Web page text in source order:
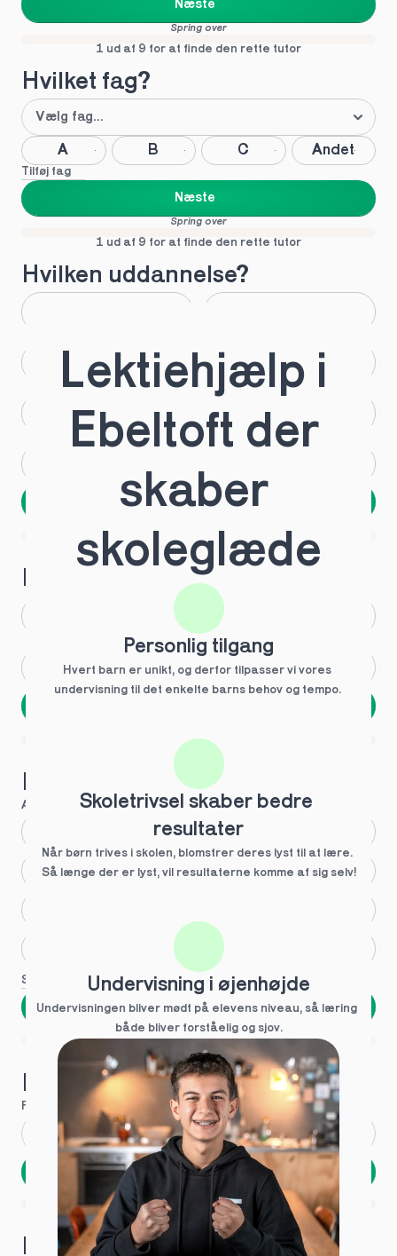
Næste
Spring over
1 ud af 9 for at finde den rette tutor
Hvilket fag?
A B C Andet
Tilføj fag
Næste
Spring over
1 ud af 9 for at finde den rette tutor
Hvilken uddannelse?
HTX HF
IB
Næste
1 ud af 9 for at finde den rette tutor
Hvilken årgang?
2.g Andet
1 ud af 9 for at finde den rette tutor
Hvilke behov?
Anbefalet til dig
Større skoleglæde
Se flere
Næste
Spring over
1 ud af 9 for at finde den rette tutor
Hvad hedder du?
Fornavn Efternavn
Næste
Opbevares sikkert - oplysninger deles aldrig
1 ud af 9 for at finde den rette tutor
Hvordan kontakter vi dig?
Lektiehjælp i
Ebeltoft der
skaber
skoleglæde
Personlig tilgang
Hvert barn er unikt, og derfor tilpasser vi vores
undervisning til det enkelte barns behov og tempo.
Skoletrivsel skaber bedre
resultater
Når børn trives i skolen, blomstrer deres lyst til at lære.
Så længe der er lyst, vil resultaterne komme af sig selv!
Undervisning i øjenhøjde
Undervisningen bliver mødt på elevens niveau, så læring
både bliver forståelig og sjov.